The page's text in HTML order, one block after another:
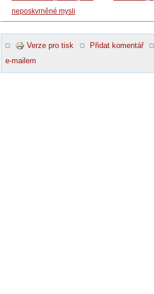
neposkvrněné mysli
Verze pro tisk Přidat komentář
e-mailem